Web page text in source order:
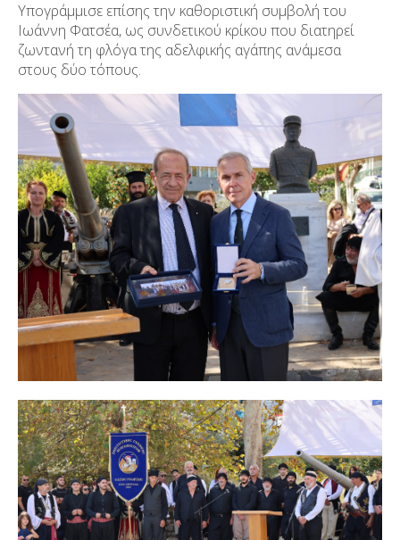
Υπογράμμισε επίσης την καθοριστική συμβολή του
Ιωάννη Φατσέα, ως συνδετικού κρίκου που διατηρεί
ζωντανή τη φλόγα της αδελφικής αγάπης ανάμεσα
στους δύο τόπους.